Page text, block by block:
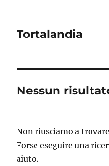
Tortalandia
Nessun
Non riusciamo a
Forse eseguire una
aiuto.